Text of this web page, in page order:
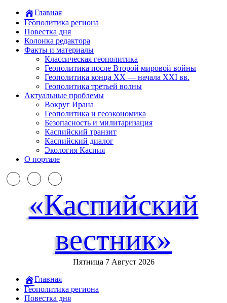
Главная
Геополитика региона
Повестка дня
Колонка редактора
Факты и материалы
Классическая геополитика
Геополитика после Второй мировой войны
Геополитика конца XX — начала XXI вв.
Геополитика третьей волны
Актуальные проблемы
Вокруг Ирана
Геополитика и геоэкономика
Безопасность и милитаризация
Каспийский транзит
Каспийский диалог
Экология Каспия
О портале
«Каспийский
вестник»
Пятница 7 Август 2026
Главная
Геополитика региона
Повестка дня